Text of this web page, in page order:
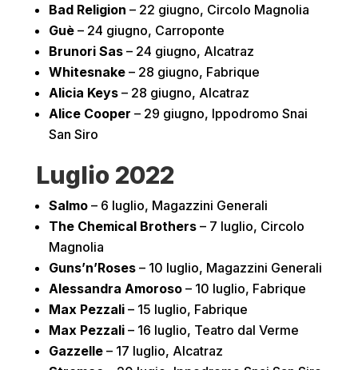
Bad Religion – 22 giugno, Circolo Magnolia
Guè– 24 giugno, Carroponte
Brunori Sas– 24 giugno, Alcatraz
Whitesnake– 28 giugno, Fabrique
Alicia Keys– 28 giugno, Alcatraz
Alice Cooper – 29 giugno, Ippodromo Snai
San Siro
Luglio 2022
Salmo– 6 luglio, Magazzini Generali
The Chemical Brothers– 7 luglio, Circolo
Magnolia
Guns’n’Roses– 10 luglio, Magazzini Generali
Alessandra Amoroso– 10 luglio, Fabrique
Max Pezzali – 15 luglio, Fabrique
Max Pezzali – 16 luglio, Teatro dal Verme
Gazzelle– 17 luglio, Alcatraz